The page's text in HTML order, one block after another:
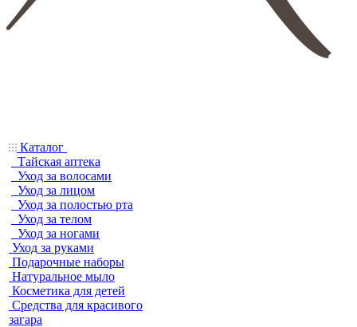
Каталог
Тайская аптека
Уход за волосами
Уход за лицом
Уход за полостью рта
Уход за телом
Уход за ногами
Уход за руками
Подарочные наборы
Натуральное мыло
Косметика для детей
Средства для красивого
загара